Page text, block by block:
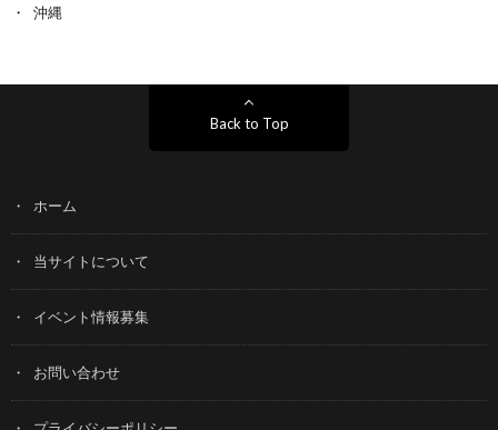
沖縄
Back to Top
ホーム
当サイトについて
イベント情報募集
お問い合わせ